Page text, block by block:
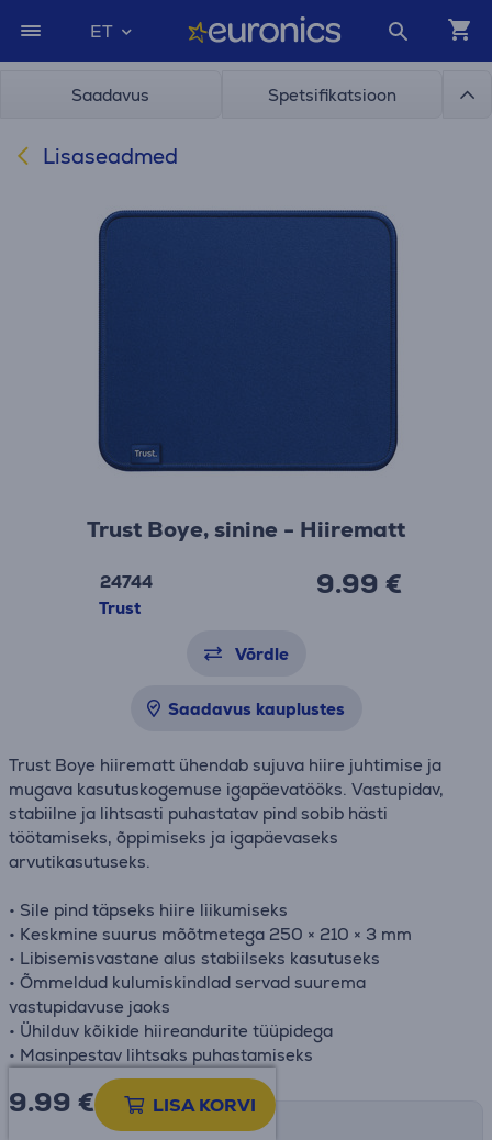
ET
Saadavus Spetsifikatsioon
Lisaseadmed
Trust Boye, sinine - Hiirematt
24744
Trust
9.99 €
Võrdle
Saadavus kauplustes
Trust Boye hiirematt ühendab sujuva hiire juhtimise ja
mugava kasutuskogemuse igapäevatööks. Vastupidav,
stabiilne ja lihtsasti puhastatav pind sobib hästi
töötamiseks, õppimiseks ja igapäevaseks
arvutikasutuseks.
• Sile pind täpseks hiire liikumiseks
• Keskmine suurus mõõtmetega 250 × 210 × 3 mm
• Libisemisvastane alus stabiilseks kasutuseks
• Õmmeldud kulumiskindlad servad suurema
vastupidavuse jaoks
• Ühilduv kõikide hiireandurite tüüpidega
• Masinpestav lihtsaks puhastamiseks
9.99 € LISA KORVI
Tarne võimalused